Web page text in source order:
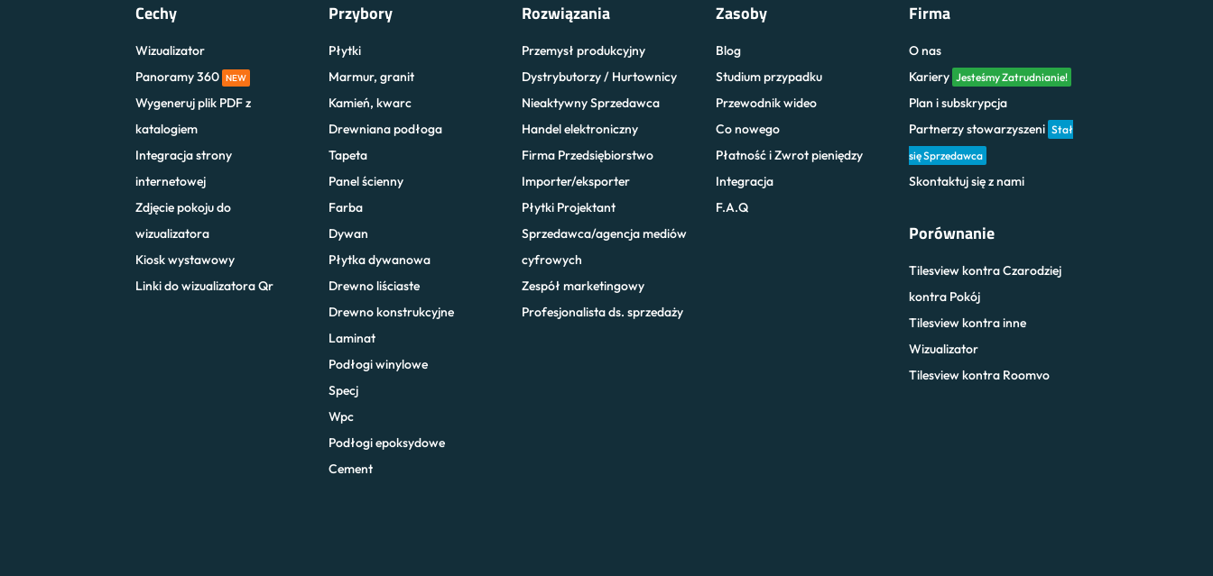
Cechy
Wizualizator
Panoramy 360 NEW
Wygeneruj plik PDF z
katalogiem
Integracja strony
internetowej
Zdjęcie pokoju do
wizualizatora
Kiosk wystawowy
Linki do wizualizatora Qr
Przybory
Płytki
Marmur, granit
Kamień, kwarc
Drewniana podłoga
Tapeta
Panel ścienny
Farba
Dywan
Płytka dywanowa
Drewno liściaste
Drewno konstrukcyjne
Laminat
Podłogi winylowe
Specj
Wpc
Podłogi epoksydowe
Cement
Rozwiązania
Przemysł produkcyjny
Dystrybutorzy / Hurtownicy
Nieaktywny Sprzedawca
Handel elektroniczny
Firma Przedsiębiorstwo
Importer/eksporter
Płytki Projektant
Sprzedawca/agencja mediów
cyfrowych
Zespół marketingowy
Profesjonalista ds. sprzedaży
Zasoby
Blog
Studium przypadku
Przewodnik wideo
Co nowego
Płatność i Zwrot pieniędzy
Integracja
F.A.Q
Firma
O nas
Kariery Jesteśmy Zatrudnianie!
Plan i subskrypcja
Partnerzy stowarzyszeni Stał
się Sprzedawca
Skontaktuj się z nami
Porównanie
Tilesview kontra Czarodziej
kontra Pokój
Tilesview kontra inne
Wizualizator
Tilesview kontra Roomvo